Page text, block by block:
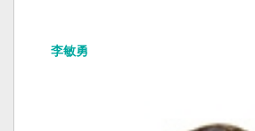
李敏勇